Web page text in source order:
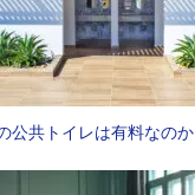
公共トイレは有料なのか